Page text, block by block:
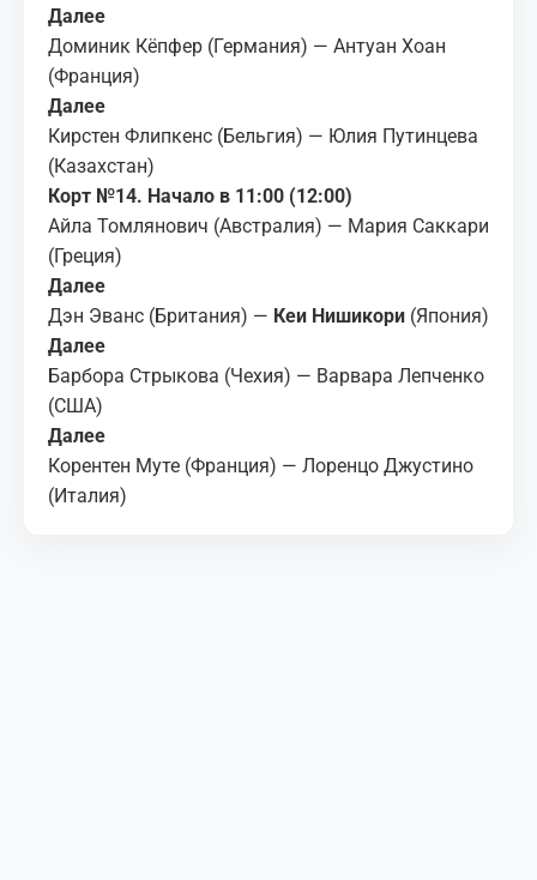
Далее
Доминик Кёпфер (Германия) — Антуан Хоан
(Франция)
Далее
Кирстен Флипкенс (Бельгия) — Юлия Путинцева
(Казахстан)
Корт №14. Начало в 11:00 (12:00)
Айла Томлянович (Австралия) — Мария Саккари
(Греция)
Далее
Дэн Эванс (Британия) — Кеи Нишикори (Япония)
Далее
Барбора Стрыкова (Чехия) — Варвара Лепченко
(США)
Далее
Корентен Муте (Франция) — Лоренцо Джустино
(Италия)